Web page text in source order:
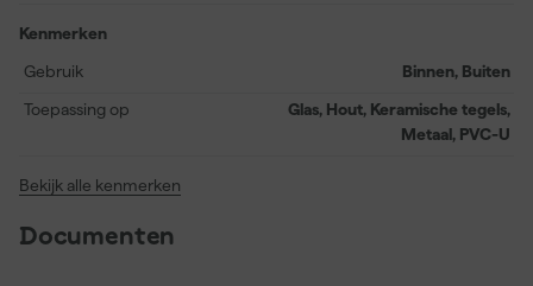
De kleur Aquamarine No. 138 is lichter dan de uiteindelijke
Kenmerken
Gebruik
Binnen, Buiten
Toepassing op
Glas, Hout, Keramische tegels,
Metaal, PVC-U
Bekijk alle kenmerken
Documenten